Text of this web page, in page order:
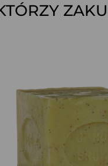
SZYBKI